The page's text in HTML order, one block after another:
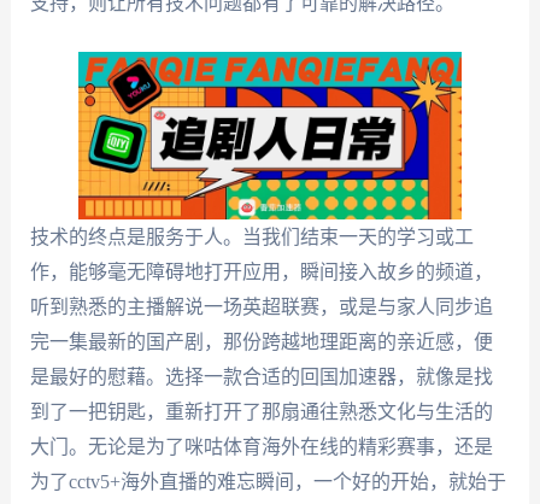
技术的终点是服务于人。当我们结束一天的学习或工
作，能够毫无障碍地打开应用，瞬间接入故乡的频道，
听到熟悉的主播解说一场英超联赛，或是与家人同步追
完一集最新的国产剧，那份跨越地理距离的亲近感，便
是最好的慰藉。选择一款合适的回国加速器，就像是找
到了一把钥匙，重新打开了那扇通往熟悉文化与生活的
大门。无论是为了咪咕体育海外在线的精彩赛事，还是
为了cctv5+海外直播的难忘瞬间，一个好的开始，就始于